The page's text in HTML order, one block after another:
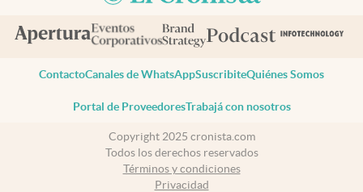
ContactoCanales de WhatsAppSuscribiteQuiénes Somos
Portal de ProveedoresTrabajá con nosotros
Copyright 2025 cronista.com
Todos los derechos reservados
Términos y condiciones
Privacidad